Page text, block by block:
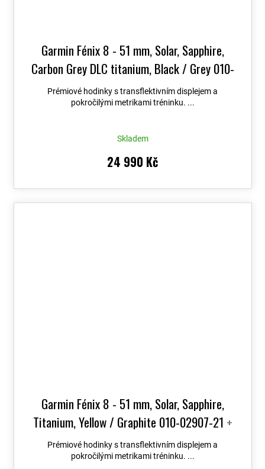
Garmin Fénix 8 - 51 mm, Solar, Sapphire,
Carbon Grey DLC titanium, Black / Grey 010-
02907-11+ možnost výměny do 90 dní + Topo
Czech PRO Voucher
Prémiové hodinky s transflektivním displejem a
pokročilými metrikami tréninku. ...
Skladem
24 990 Kč
Garmin Fénix 8 - 51 mm, Solar, Sapphire,
Titanium, Yellow / Graphite 010-02907-21 +
možnost výměny do 90 dní + Topo Czech PRO
Voucher
Prémiové hodinky s transflektivním displejem a
pokročilými metrikami tréninku. ...